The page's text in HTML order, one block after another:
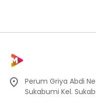
Perum Griya Abdi
Sukabumi Kel.